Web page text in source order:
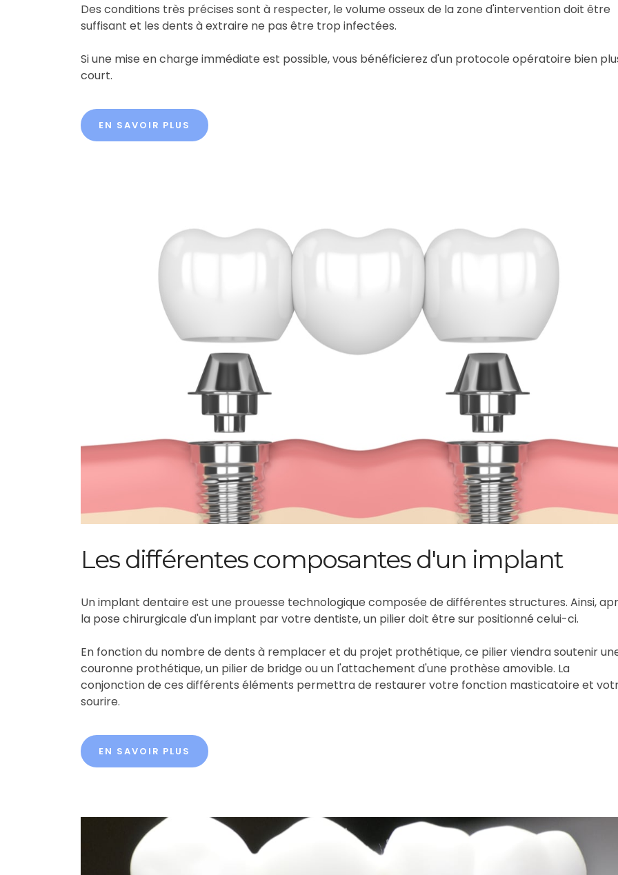
Des conditions très précises sont à respecter, le volume osseux de la zone d'intervention doit être
suffisant et les dents à extraire ne pas être trop infectées.
Si une mise en charge immédiate est possible, vous bénéficierez d'un protocole opératoire bien
court.
EN SAVOIR PLUS
Les différentes composantes d'un implant
Un implant dentaire est une prouesse technologique composée de différentes structures. Ainsi,
la pose chirurgicale d'un implant par votre dentiste, un pilier doit être sur positionné celui-ci.
En fonction du nombre de dents à remplacer et du projet prothétique, ce pilier viendra soutenir
couronne prothétique, un pilier de bridge ou un l'attachement d'une prothèse amovible. La
conjonction de ces différents éléments permettra de restaurer votre fonction masticatoire et
sourire.
EN SAVOIR PLUS